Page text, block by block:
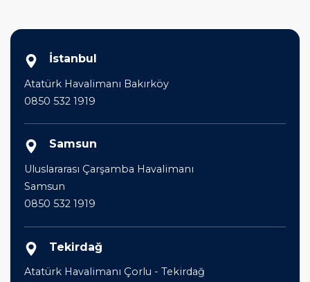
İstanbul
Atatürk Havalimanı Bakırköy
0850 532 1919
Samsun
Uluslararası Çarşamba Havalimanı
Samsun
0850 532 1919
Tekirdağ
Atatürk Havalimanı Çorlu - Tekirdağ